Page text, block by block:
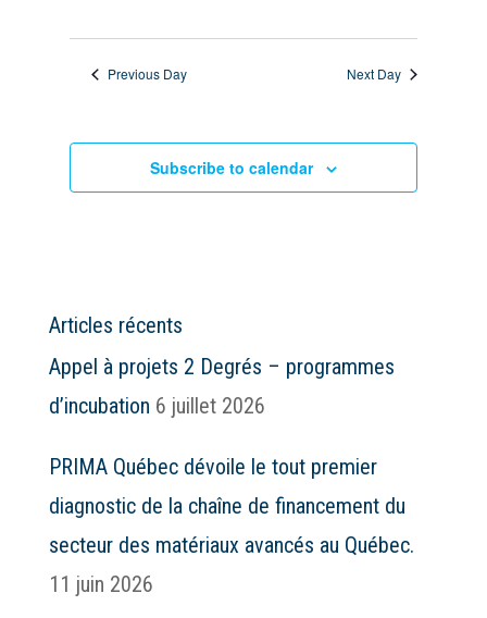
Previous Day Next Day
Subscribe to calendar
Articles récents
Appel à projets 2 Degrés – programmes
d’incubation 6 juillet 2026
PRIMA Québec dévoile le tout premier
diagnostic de la chaîne de financement du
secteur des matériaux avancés au Québec.
11 juin 2026